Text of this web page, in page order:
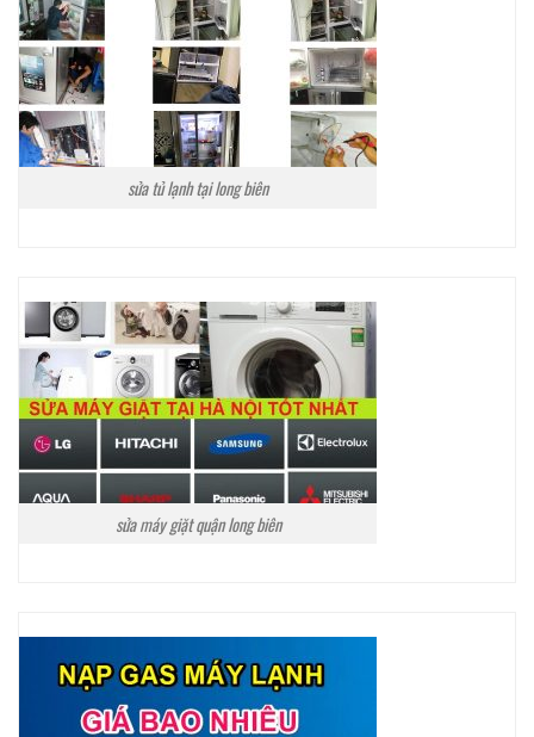
sửa tủ lạnh tại long biên
sửa máy giặt quận long biên